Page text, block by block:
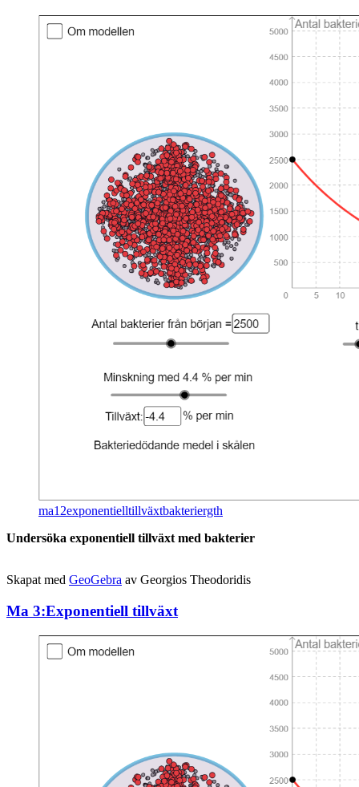
ma12exponentielltillväxtbakteriergth
Un­der­sö­ka ex­po­nen­ti­ell till­växt med bak­te­ri­er
Ska­pat med Geo­Ge­bra av Ge­or­gi­os The­odo­ri­dis
Ma 3:Exponentiell tillväxt